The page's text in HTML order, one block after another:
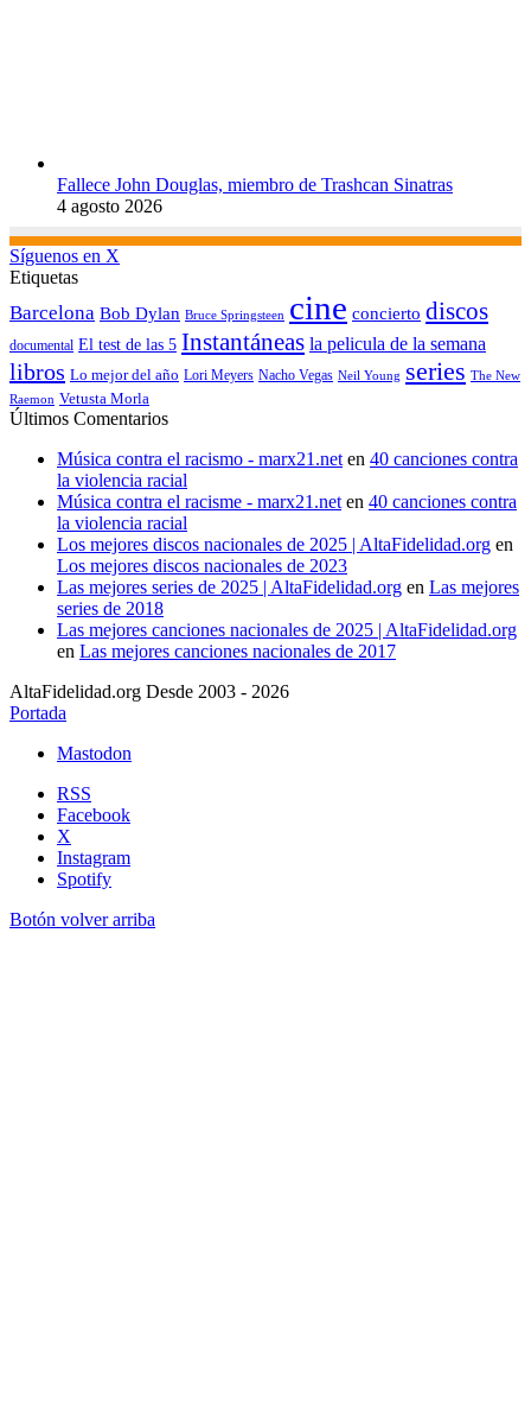
Fallece John Douglas, miembro de Trashcan Sinatras
4 agosto 2026
Síguenos en X
Etiquetas
Barcelona Bob Dylan Bruce Springsteen cine concierto discos
documental El test de las 5 Instantáneas la pelicula de la semana
libros Lo mejor del año Lori Meyers Nacho Vegas Neil Young series The New
Raemon Vetusta Morla
Últimos Comentarios
Música contra el racismo - marx21.net en 40 canciones contra
la violencia racial
Música contra el racisme - marx21.net en 40 canciones contra
la violencia racial
Los mejores discos nacionales de 2025 | AltaFidelidad.org en
Los mejores discos nacionales de 2023
Las mejores series de 2025 | AltaFidelidad.org en Las mejores
series de 2018
Las mejores canciones nacionales de 2025 | AltaFidelidad.org
en Las mejores canciones nacionales de 2017
AltaFidelidad.org Desde 2003 - 2026
Portada
Mastodon
RSS
Facebook
X
Instagram
Spotify
Botón volver arriba